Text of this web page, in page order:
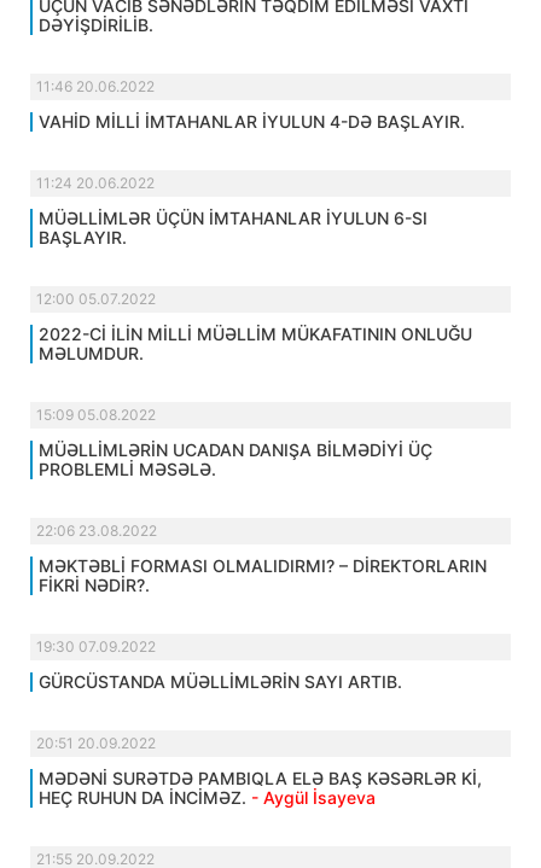
ÜÇÜN VACİB SƏNƏDLƏRİN TƏQDİM EDİLMƏSİ VAXTI
DƏYİŞDİRİLİB.
11:46 20.06.2022
VAHİD MİLLİ İMTAHANLAR İYULUN 4-DƏ BAŞLAYIR.
11:24 20.06.2022
MÜƏLLİMLƏR ÜÇÜN İMTAHANLAR İYULUN 6-SI
BAŞLAYIR.
12:00 05.07.2022
2022-Cİ İLİN MİLLİ MÜƏLLİM MÜKAFATININ ONLUĞU
MƏLUMDUR.
15:09 05.08.2022
MÜƏLLİMLƏRİN UCADAN DANIŞA BİLMƏDİYİ ÜÇ
PROBLEMLİ MƏSƏLƏ.
22:06 23.08.2022
MƏKTƏBLİ FORMASI OLMALIDIRMI? – DİREKTORLARIN
FİKRİ NƏDİR?.
19:30 07.09.2022
GÜRCÜSTANDA MÜƏLLİMLƏRİN SAYI ARTIB.
20:51 20.09.2022
MƏDƏNİ SURƏTDƏ PAMBIQLA ELƏ BAŞ KƏSƏRLƏR Kİ,
HEÇ RUHUN DA İNCİMƏZ. - Aygül İsayeva
21:55 20.09.2022